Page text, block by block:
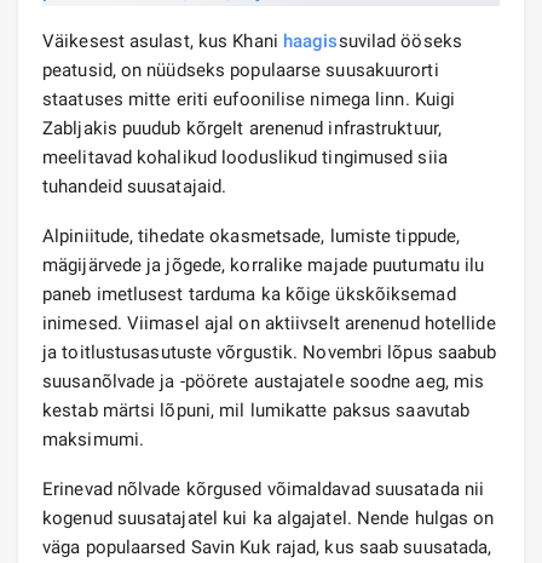
Väikesest asulast, kus Khani haagissuvilad ööseks
peatusid, on nüüdseks populaarse suusakuurorti
staatuses mitte eriti eufoonilise nimega linn. Kuigi
Zabljakis puudub kõrgelt arenenud infrastruktuur,
meelitavad kohalikud looduslikud tingimused siia
tuhandeid suusatajaid.
Alpiniitude, tihedate okasmetsade, lumiste tippude,
mägijärvede ja jõgede, korralike majade puutumatu ilu
paneb imetlusest tarduma ka kõige ükskõiksemad
inimesed. Viimasel ajal on aktiivselt arenenud hotellide
ja toitlustusasutuste võrgustik. Novembri lõpus saabub
suusanõlvade ja -pöörete austajatele soodne aeg, mis
kestab märtsi lõpuni, mil lumikatte paksus saavutab
maksimumi.
Erinevad nõlvade kõrgused võimaldavad suusatada nii
kogenud suusatajatel kui ka algajatel. Nende hulgas on
väga populaarsed Savin Kuk rajad, kus saab suusatada,